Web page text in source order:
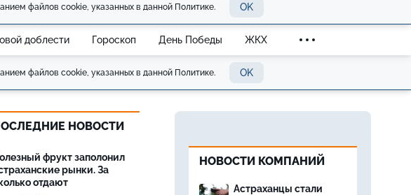
файлов cookie, указанных в данной Политике. OK
доблести Гороскоп День Победы ЖКХ
файлов cookie, указанных в данной Политике. OK
НОВОСТИ
фрукт заполонил
рынки. За
отдают
НОВОСТИ КОМПАНИЙ
Астраханцы стали